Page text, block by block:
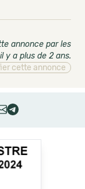
annonce par les
y a plus de 2 ans.
cette annonce